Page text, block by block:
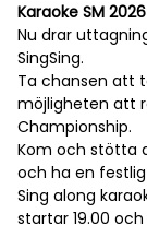
Karaoke SM
Nu drar
SingSing.
Ta chansen att
möjligheten att
Championship.
Kom och stötta
och ha en
Sing along
startar 19.00